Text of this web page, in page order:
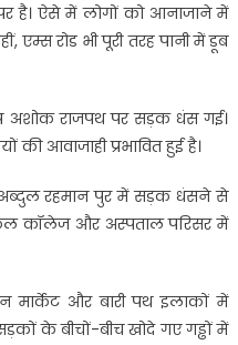
है। ऐसे में लोगों को आनाजाने में
एम्स रोड भी पूरी तरह पानी में डूब
अशोक राजपथ पर सड़क धंस गई।
की आवाजाही प्रभावित हुई है।
अब्दुल रहमान पुर में सड़क धंसने से
कॉलेज और अस्‍पताल परिसर में
मार्केट और बारी पथ इलाकों में
के बीचों-बीच खोदे गए गड्ढों में